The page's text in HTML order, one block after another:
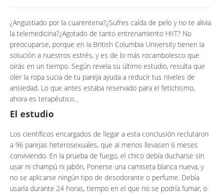
¿Angustiado por la cuarentena?¿Sufres caída de pelo y no te alivia
la telemedicina?¿Agotado de tanto entrenamiento HIIT? No
preocuparse, porque en la British Columbia University tienen la
solución a nuestros estrés, y es de lo más rocambolesco que
oirás en un tiempo. Según revela su último estudio, resulta que
oler la ropa sucia de tu pareja ayuda a reducir tus niveles de
ansiedad. Lo que antes estaba reservado para el fetichismo,
ahora es terapéutico…
El estudio
Los científicos encargados de llegar a esta conclusión reclutaron
a 96 parejas heterosexuales, que al menos llevasen 6 meses
conviviendo. En la prueba de fuego, el chico debía ducharse sin
usar ni champú ni jabón, Ponerse una camiseta blanca nueva, y
no se aplicarse ningún tipo de desodorante o perfume. Debía
usarla durante 24 horas, tiempo en el que no se podría fumar, o